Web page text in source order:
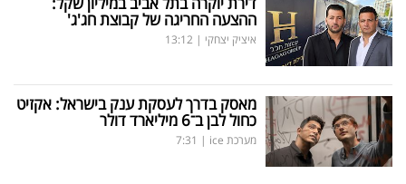
ההצעה החריגה של קבוצת חג'ג'
איציק יצחקי |
13:12
מאסק בדרך לעסקת ענק בישראל: אקזיט
כחול לבן ב־6 מיליארד דולר
מערכת ice |
7:31